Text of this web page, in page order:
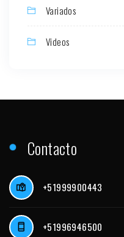
Variados
Videos
Contacto
+51999900443
+51996946500